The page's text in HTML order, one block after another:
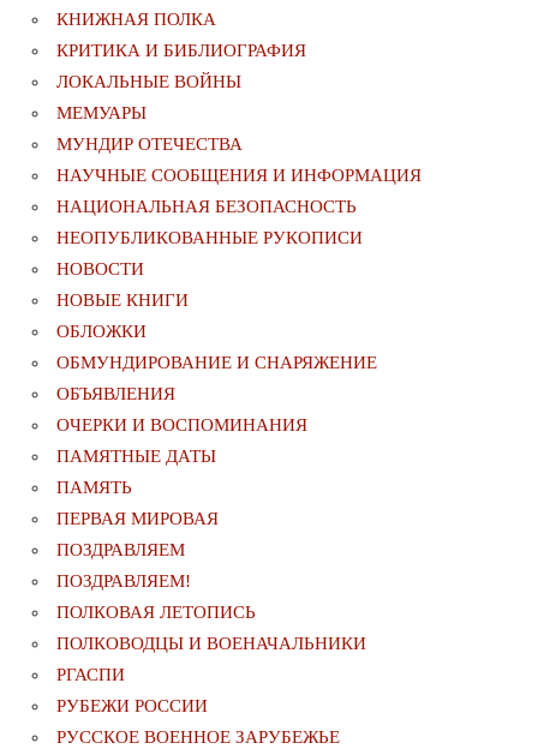
КНИЖНАЯ ПОЛКА
КРИТИКА И БИБЛИОГРАФИЯ
ЛОКАЛЬНЫЕ ВОЙНЫ
МЕМУАРЫ
МУНДИР ОТЕЧЕСТВА
НАУЧНЫЕ СООБЩЕНИЯ И ИНФОРМАЦИЯ
НАЦИОНАЛЬНАЯ БЕЗОПАСНОСТЬ
НЕОПУБЛИКОВАННЫЕ РУКОПИСИ
НОВОСТИ
НОВЫЕ КНИГИ
ОБЛОЖКИ
ОБМУНДИРОВАНИЕ И СНАРЯЖЕНИЕ
ОБЪЯВЛЕНИЯ
ОЧЕРКИ И ВОСПОМИНАНИЯ
ПАМЯТНЫЕ ДАТЫ
ПАМЯТЬ
ПЕРВАЯ МИРОВАЯ
ПОЗДРАВЛЯЕМ
ПОЗДРАВЛЯЕМ!
ПОЛКОВАЯ ЛЕТОПИСЬ
ПОЛКОВОДЦЫ И ВОЕНАЧАЛЬНИКИ
РГАСПИ
РУБЕЖИ РОССИИ
РУССКОЕ ВОЕННОЕ ЗАРУБЕЖЬЕ